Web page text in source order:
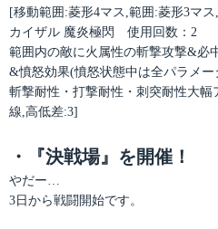
[移動範囲:菱形4マス,範囲:菱形3マ
カイザル 魔炎極閃 使用回数：2
範囲内の敵に火属性の斬撃攻撃&必
&憤怒効果(憤怒状態中は全パラメ
斬撃耐性・打撃耐性・刺突耐性大
線,高低差:3]
・『決戦場』を開催！
やだー…
3日から戦闘開始です。